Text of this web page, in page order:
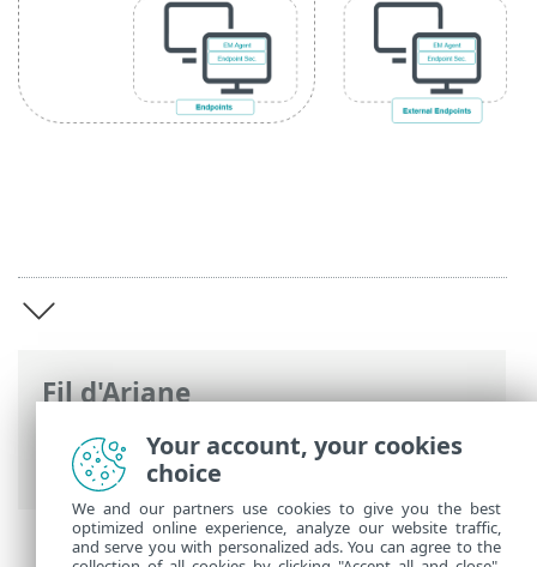
Fil d'Ariane
Aide en ligne d'ESET>ESET Bridge>
Introduction à ESET Bridge
Your account, your cookies
choice
We and our partners use cookies to give you the best
optimized online experience, analyze our website traffic,
and serve you with personalized ads. You can agree to the